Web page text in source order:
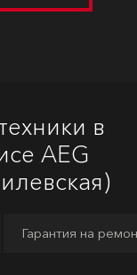
в
AEG
Гарантия на